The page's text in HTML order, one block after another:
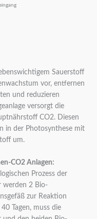
Sauerstoff
vor, entfernen
und reduzieren
versorgt die
CO2. Diesen
in der Photosynthese mit
um.
CO2 Anlagen:
Prozess der
werden 2 Bio-
zur Reaktion
Tagen, muss die